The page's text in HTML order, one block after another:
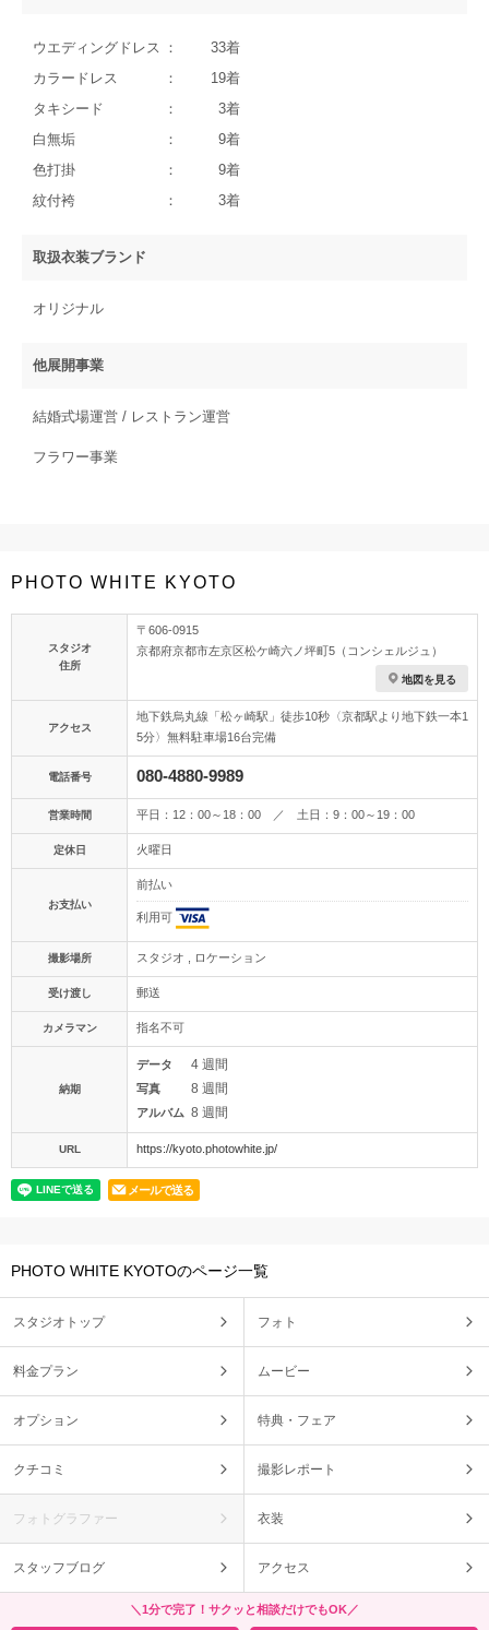
ウエディングドレス
33着
カラードレス
19着
タキシード
3着
白無垢
9着
色打掛
9着
紋付袴
3着
取扱衣装ブランド
オリジナル
他展開事業
結婚式場運営 / レストラン運営
フラワー事業
PHOTO WHITE KYOTO
スタジオ
住所
〒606-0915
京都府京都市左京区松ケ崎六ノ坪町5（コンシェルジュ）
地図を見る
アクセス
地下鉄烏丸線「松ヶ崎駅」徒歩10秒〈京都駅より地下鉄一本1
5分〉無料駐車場16台完備
電話番号 080-4880-9989
営業時間 平日：12：00～18：00 ／ 土日：9：00～19：00
定休日 火曜日
お支払い
前払い
利用可
撮影場所 スタジオ , ロケーション
受け渡し 郵送
カメラマン 指名不可
納期
データ 4 週間
写真 8 週間
アルバム 8 週間
URL https://kyoto.photowhite.jp/
メールで送る
PHOTO WHITE KYOTOのページ一覧
スタジオトップ フォト
料金プラン ムービー
オプション 特典・フェア
クチコミ 撮影レポート
フォトグラファー 衣装
スタッフブログ アクセス
＼1分で完了！サクッと相談だけでもOK／